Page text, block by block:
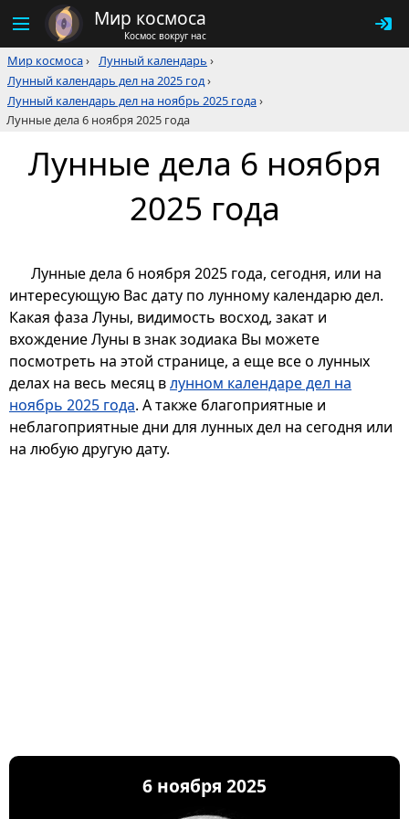
Мир космоса
Космос вокруг нас
Мир космоса› Лунный календарь ›
Лунный календарь дел на 2025 год›
Лунный календарь дел на ноябрь 2025 года›
Лунные дела 6 ноября 2025 года
Лунные дела 6 ноября
2025 года
Лунные дела 6 ноября 2025 года, сегодня, или на
интересующую Вас дату по лунному календарю дел.
Какая фаза Луны, видимость восход, закат и
вхождение Луны в знак зодиака Вы можете
посмотреть на этой странице, а еще все о лунных
делах на весь месяц влунном календаре дел на
ноябрь 2025 года. А также благоприятные и
неблагоприятные дни для лунных дел на сегодня или
на любую другую дату.
6 ноября 2025